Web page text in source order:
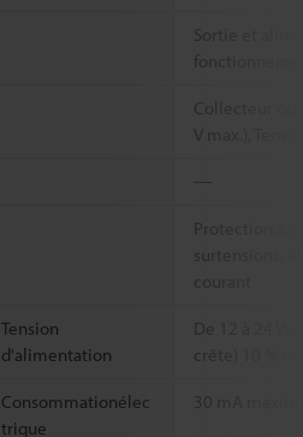
Sortie et
Collecteur
V max.),
―
Protection à
surtensions,
courant
Tension
d'alimentation
De 12 à 24
crête) 10 %
Consommationélec
trique
30 mA